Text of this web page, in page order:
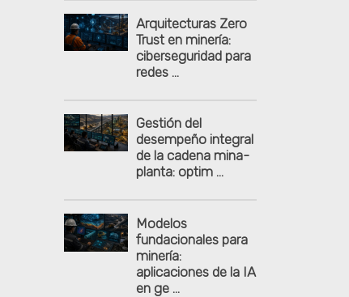
Arquitecturas Zero
Trust en minería:
ciberseguridad para
redes ...
Gestión del
desempeño integral
de la cadena mina-
planta: optim ...
Modelos
fundacionales para
minería:
aplicaciones de la IA
en ge ...